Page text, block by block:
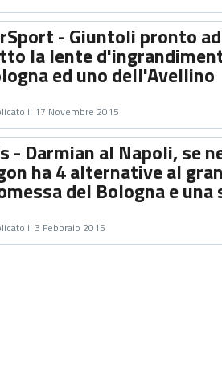
- Giuntoli pronto
la lente
ed uno dell'Avellino
il 17 Novembre 2015
- Darmian al Napoli, se
ha 4 alternative al
del Bologna e
il 3 Febbraio 2015